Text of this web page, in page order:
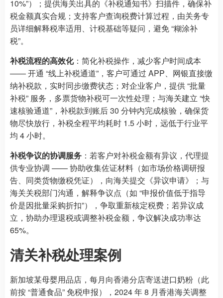
10%”）；提供海关出具的《补税通知书》扫描件，确保补
税金额真实合规；支持客户查询税费计算过程，由关务专
员详细解释税率适用、计税基础等疑问，避免 “糊涂补
税”。
补税流程的高效化：简化补税操作，减少客户时间成本
—— 开通 “线上补税通道”，客户可通过 APP、网银直接缴
纳补税款，实时同步缴费状态；对企业客户，提供 “批量
补税” 服务，多票货物补税可一次性处理；与海关建立 “快
速核验通道”，补税款到账后 30 分钟内完成核验，确保货
物尽快放行，补税全程平均耗时 1.5 小时，远低于行业平
均 4 小时。
补税争议的协调服务 ：若客户对补税金额有异议，代理提
供专业协调 —— 协助收集佐证材料（如市场价格调研报
告、同类货物缴税凭证），向海关提交《异议申请》；与
海关关税部门沟通，解释争议点（如 “申报价值低于指导
价是因批量采购折扣”），争取重新核定税费；若异议成
立，协助办理退税或调整补税金额，争议解决成功率达
65%。
清关补税处理案例
新加坡某母婴用品店，每月向香港分店寄送进口奶粉（此
前按 “普通食品” 免税申报），2024 年 8 月香港海关调整